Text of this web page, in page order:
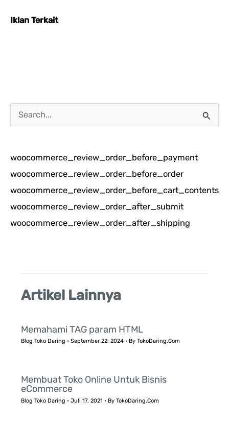
Iklan Terkait
a
i
u
n
t
u
woocommerce_review_order_before_payment
woocommerce_review_order_before_order
woocommerce_review_order_before_cart_contents
woocommerce_review_order_after_submit
woocommerce_review_order_after_shipping
Artikel Lainnya
Memahami TAG param HTML
Blog Toko Daring •September 22, 2024 • ByTokoDaring.Com
Membuat Toko Online Untuk Bisnis
eCommerce
Blog Toko Daring •Juli 17, 2021 • ByTokoDaring.Com